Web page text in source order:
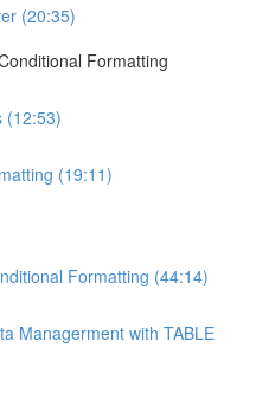
(20:35)
Formatting
(12:53)
(19:11)
Formatting (44:14)
Managerment with TABLE